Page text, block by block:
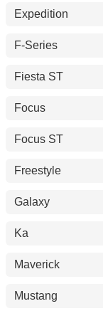
Expedition
F-Series
Fiesta ST
Focus
Focus ST
Freestyle
Galaxy
Ka
Maverick
Mustang